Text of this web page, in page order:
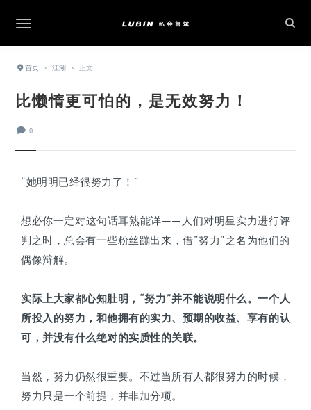
首页 › 江湖 › 正文
比懒惰更可怕的，是无效努力！
0
“她明明已经很努力了！”
想必你一定对这句话耳熟能详——人们对明星实力进行评
判之时，总会有一些粉丝蹦出来，借“努力”之名为他们的
偶像辩解。
实际上大家都心知肚明，“努力”并不能说明什么。一个人
所投入的努力，和他拥有的实力、预期的收益、享有的认
可，并没有什么绝对的实质性的关联。
当然，努力仍然很重要。不过当所有人都很努力的时候，
努力只是一个前提，并非加分项。